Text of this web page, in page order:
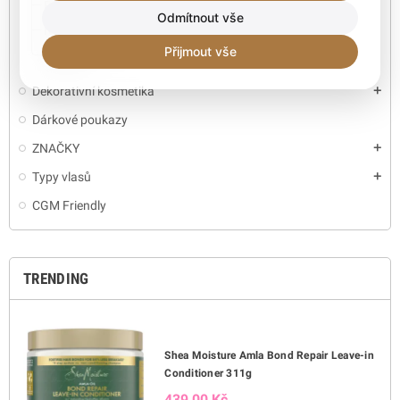
Prsteny a Náramky
Dekorativní kosmetika add
Dárkové poukazy
ZNAČKY
add
Typy vlasů add
CGM Friendly
TRENDING
Shea Moisture Amla Bond Repair Leave-in
Conditioner 311g
Odmítnout vše
Přijmout vše